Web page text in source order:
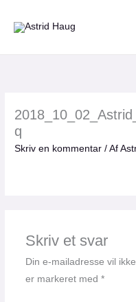
q
Skriv en kommentar / Af
Skriv et svar
Din e-mailadresse vil
er markeret med *